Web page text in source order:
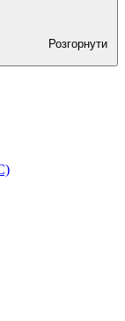
Розгорнути